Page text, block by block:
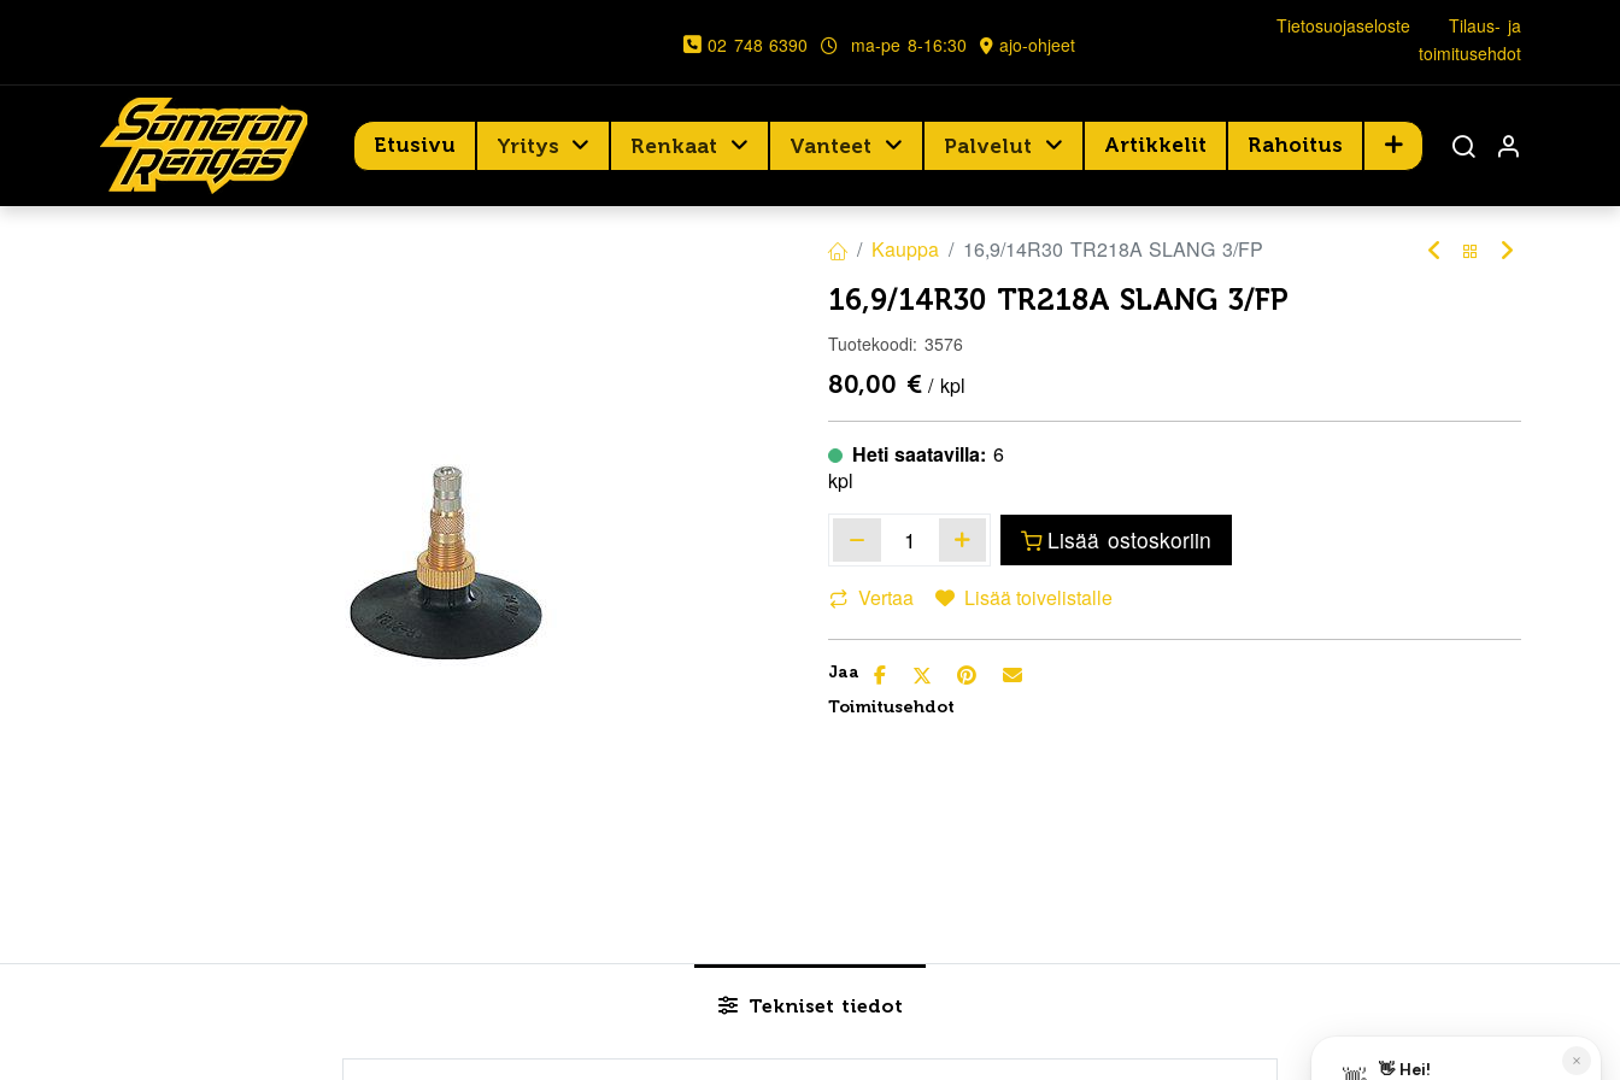
02 748 6390 ma-pe 8-16:30 ajo-ohjeet
Tietosuojaseloste
Tilaus- ja
toimitusehdot
Etusivu Yritys Renkaat Vanteet Palvelut Artikkelit Rahoitus
Kauppa 16,9/14R30 TR218A SLANG 3/FP
16,9/14R30 TR218A SLANG 3/FP
Tuotekoodi: 3576
80,00 € / kpl
Heti saatavilla: 6
kpl
Lisää ostoskoriin
Vertaa Lisää toivelistalle
Jaa
Toimitusehdot
Tekniset tiedot